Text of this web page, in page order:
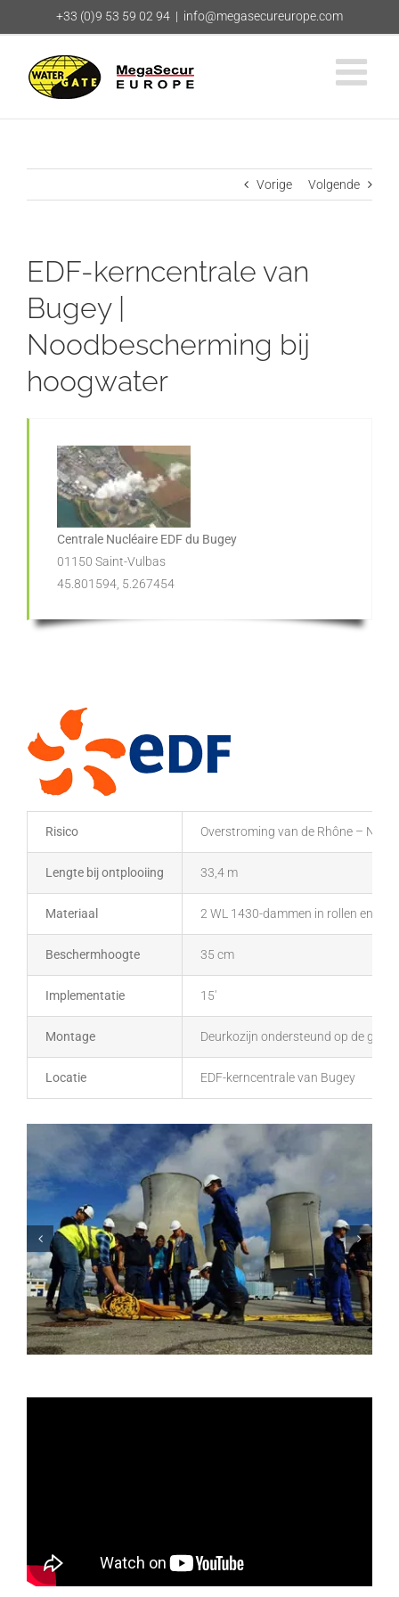
naar
+33 (0)9 53 59 02 94 | info@megasecureurope.com
Vorige Volgende
EDF-kerncentrale van
Bugey |
Noodbescherming bij
hoogwater
Centrale Nucléaire EDF du Bugey
01150 Saint-Vulbas
45.801594, 5.267454
Risico Overstroming van de Rhône –
Lengte bij ontplooiing 33,4 m
Materiaal 2 WL 1430-dammen in rollen en 1
Beschermhoogte 35 cm
Implementatie 15′
Montage Deurkozijn ondersteund op de gevel
Locatie EDF-kerncentrale van Bugey